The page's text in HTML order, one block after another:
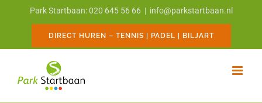
Park Startbaan: 020 645 56 66 | info@parkstartbaan.nl
DIRECT HUREN – TENNIS | PADEL | BILJART